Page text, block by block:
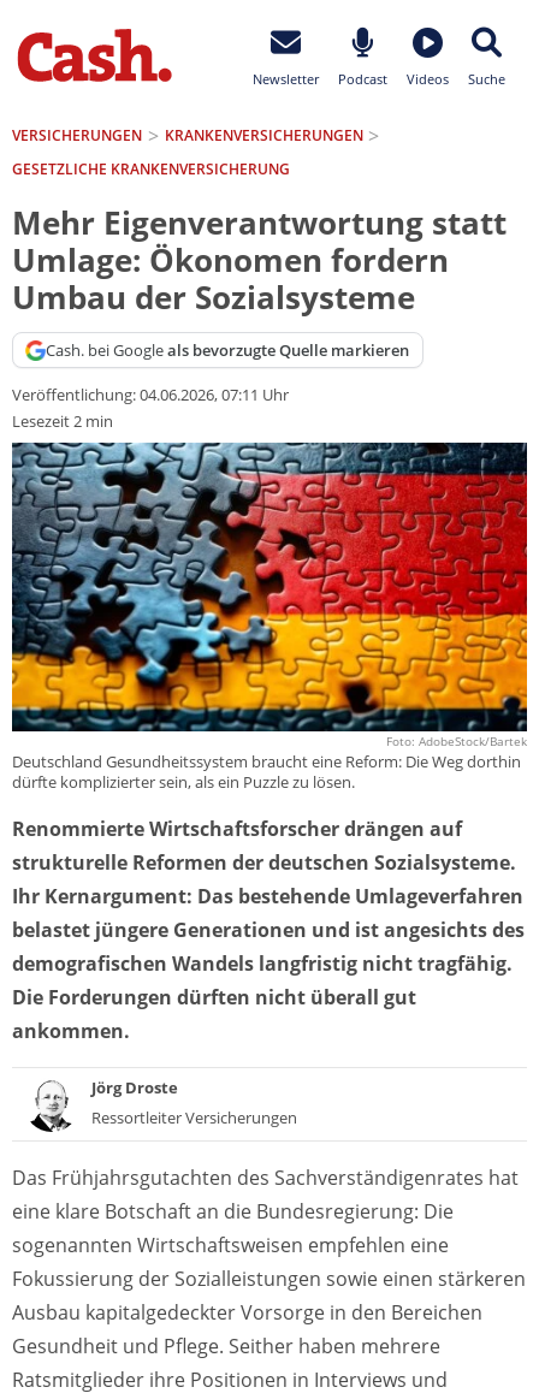
Newsletter Podcast Videos Suche
VERSICHERUNGEN
KRANKEN­VERSICHERUNGEN
GESETZLICHE KRANKENVERSICHERUNG
Mehr Eigenverantwortung statt
Umlage: Ökonomen fordern
Umbau der Sozialsysteme
Cash. bei Googleals bevorzugte Quelle markieren
Veröffentlichung:04.06.2026, 07:11 Uhr
Lesezeit 2 min
Foto: AdobeStock/Bartek
Deutschland Gesundheitssystem braucht eine Reform: Die Weg dorthin
dürfte komplizierter sein, als ein Puzzle zu lösen.
Renommierte Wirtschaftsforscher drängen auf
strukturelle Reformen der deutschen Sozialsysteme.
Ihr Kernargument: Das bestehende Umlageverfahren
belastet jüngere Generationen und ist angesichts des
demografischen Wandels langfristig nicht tragfähig.
Die Forderungen dürften nicht überall gut
ankommen.
Jörg Droste
Ressortleiter Versicherungen
Das Frühjahrsgutachten des Sachverständigenrates hat
eine klare Botschaft an die Bundesregierung: Die
sogenannten Wirtschaftsweisen empfehlen eine
Fokussierung der Sozialleistungen sowie einen stärkeren
Ausbau kapitalgedeckter Vorsorge in den Bereichen
Gesundheit und Pflege. Seither haben mehrere
Ratsmitglieder ihre Positionen in Interviews und